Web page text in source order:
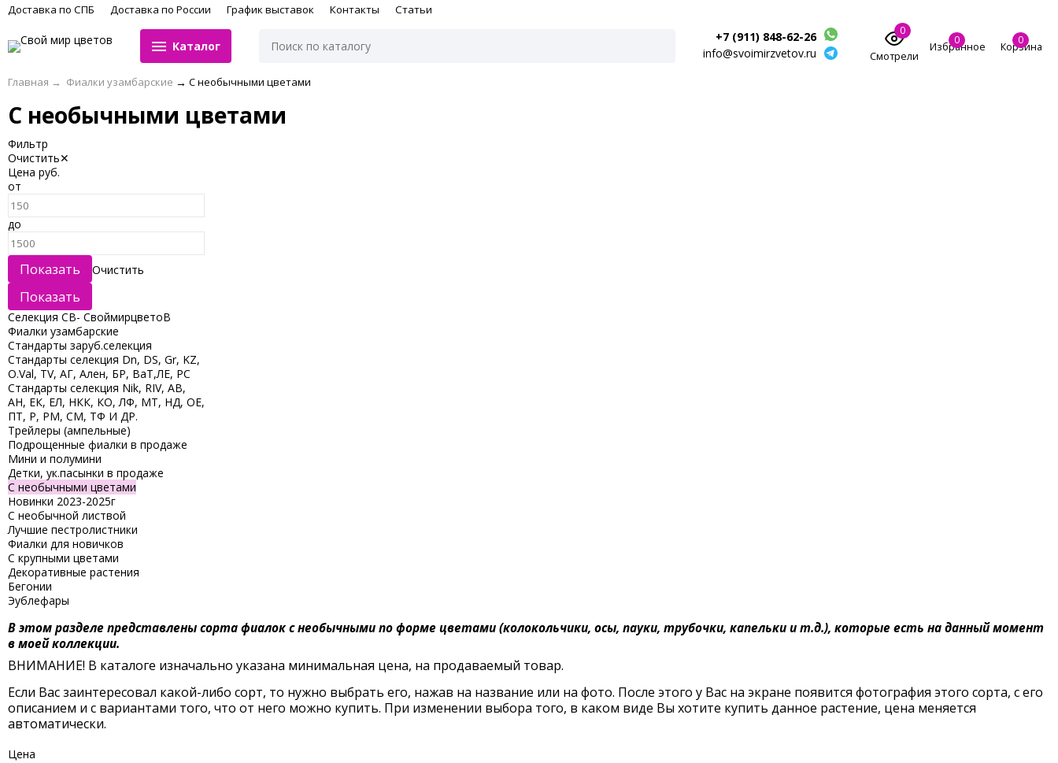
Доставка по СПБ Доставка по России График выставок Контакты Статьи
Каталог
+7 (911) 848-62-26
info@svoimirzvetov.ru
0
Смотрели
0
Избранное
0
Корзина
Главная → Фиалки узамбарские → С необычными цветами
С необычными цветами
Фильтр
Очистить✕
Цена руб.
от
до
Очистить
Селекция СВ- СвоймирцветоВ
Фиалки узамбарские
Стандарты заруб.селекция
Стандарты селекция Dn, DS, Gr, KZ,
O.Val, TV, АГ, Ален, БР, ВаТ,ЛЕ, РС
Стандарты селекция Nik, RIV, АВ,
АН, ЕК, ЕЛ, НКК, КО, ЛФ, МТ, НД, ОЕ,
ПТ, Р, РМ, СМ, ТФ И ДР.
Трейлеры (ампельные)
Подрощенные фиалки в продаже
Мини и полумини
Детки, ук.пасынки в продаже
С необычными цветами
Новинки 2023-2025г
С необычной листвой
Лучшие пестролистники
Фиалки для новичков
С крупными цветами
Декоративные растения
Бегонии
Эублефары
В этом разделе представлены сорта фиалок с необычными по форме цветами (колокольчики, осы, пауки, трубочки, капельки и т.д.), которые есть на данный момент
в моей коллекции.
ВНИМАНИЕ! В каталоге изначально указана минимальная цена, на продаваемый товар.
Если Вас заинтересовал какой-либо сорт, то нужно выбрать его, нажав на название или на фото. После этого у Вас на экране появится фотография этого сорта, с его
описанием и с вариантами того, что от него можно купить. При изменении выбора того, в каком виде Вы хотите купить данное растение, цена меняется
автоматически.
Цена